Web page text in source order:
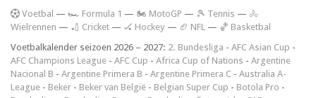
Voetbal — 🏎️ Formula 1 — 🏍 MotoGP — 🎾 Tennis — 🚴
Wielrennen — 🏏 Cricket — 🏑 Hockey — 🏈 NFL — 🏀 Basketbal
Voetbalkalender seizoen 2026 – 2027: 2. Bundesliga - AFC Asian Cup -
AFC Champions League - AFC Cup - Africa Cup of Nations - Argentine
Nacional B - Argentine Primera B - Argentine Primera C - Australia A-
League - Beker - Beker van België - Belgian Super Cup - Botola Pro -